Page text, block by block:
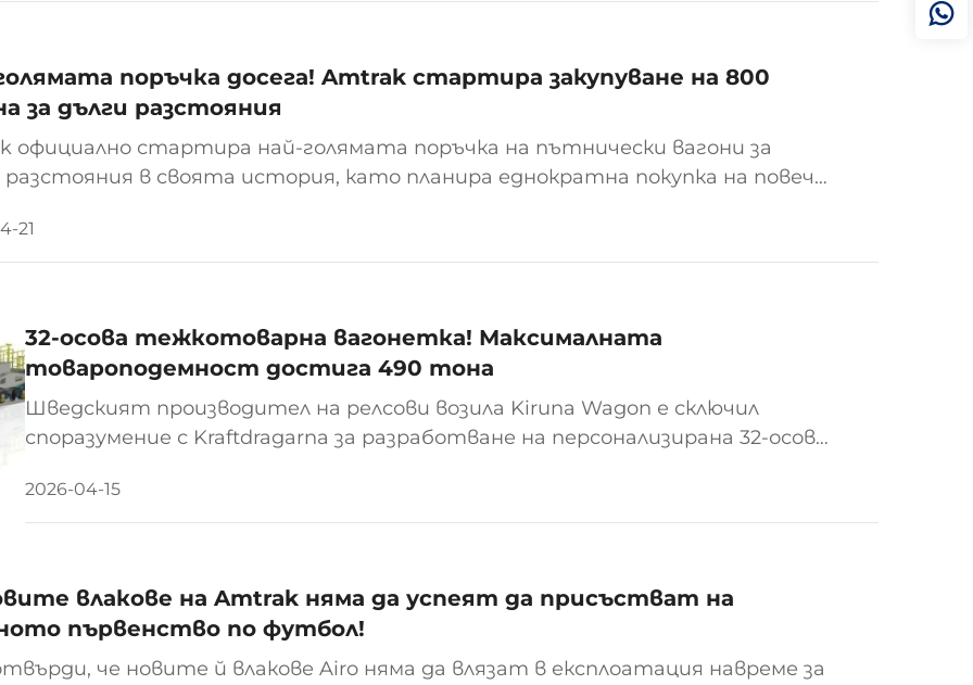
поръчка досега! Amtrak стартира закупуване на 800
за дълги разстояния
официално стартира най-голямата поръчка на пътнически вагони за
разстояния в своята история, като планира еднократна покупка на повече
да замени остарелия парк, който се използва от ...
21
32-осова тежкотоварна вагонетка! Максималната
товароподемност достига 490 тона
Шведският производител на релсови возила Kiruna Wagon е сключил
споразумение с Kraftdragarna за разработване на персонализирана 32-осова
от 490 тона. Вагонетката е проектирана специално за транспортиране
на критични...
2026-04-15
влакове на Amtrak няма да успеят да присъстват на
първенство по футбол!
че новите й влакове Airo няма да влязат в експлоатация навреме за